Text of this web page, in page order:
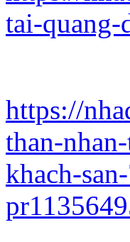
tai-quang-
https://
than-
khach-